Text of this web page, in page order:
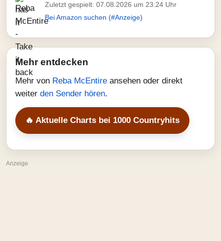
Zuletzt gespielt: 07.08.2026 um 23:24 Uhr
Bei Amazon suchen (#Anzeige)
Mehr entdecken
Mehr von Reba McEntire ansehen oder direkt
weiter den Sender hören.
🔥 Aktuelle Charts bei 1000 Countryhits
Anzeige